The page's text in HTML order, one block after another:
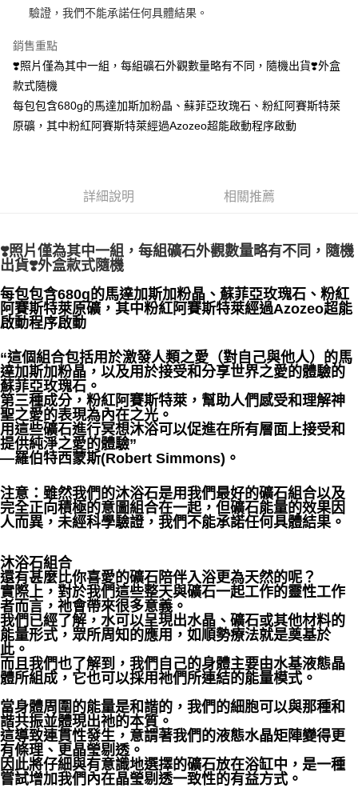
7-11取貨付款
賣家宅配幫您送（台灣）
每筆NT$80，滿NT$3,000(含以上)免運費
驗證，我們不能承諾任何具體結果。
銷售重點
❣️照片僅為其中一組，每組礦石外觀數量略有不同，隨機出貨❣️外盒
款式隨機
每包包含680g的馬達加斯加粉晶、蘇菲亞玫瑰石、粉紅阿賽斯特萊
原礦，其中粉紅阿賽斯特萊經過Azozeo超能啟動程序啟動
詳細說明 相關推薦
❣️照片僅為其中一組，每組礦石外觀數量略有不同，隨機
出貨❣️外盒款式隨機
每包包含680g的馬達加斯加粉晶、蘇菲亞玫瑰石、粉紅
阿賽斯特萊原礦，其中粉紅阿賽斯特萊經過Azozeo超能
啟動程序啟動
“這個組合包括用於激發人類之愛（對自己與他人）的馬
達加斯加粉晶，以及用於接受和分享世界之愛的體驗的
蘇菲亞玫瑰石。
第三種成分，粉紅阿賽斯特萊，幫助人們感受和理解神
聖之愛的表現為內在之光。
用這些礦石進行冥想沐浴可以促進在所有層面上接受和
提供純淨之愛的體驗”
—羅伯特西蒙斯(Robert Simmons)。
注意：雖然我們的沐浴石是用我們最好的礦石組合以及
完全正向積極的意圖組合在一起，但礦石能量的效果因
人而異，未經科學驗證，我們不能承諾任何具體結果。
沐浴石組合
還有甚麼比你喜愛的礦石陪伴入浴更為天然的呢？
實際上，對於我們這些整天與礦石一起工作的靈性工作
者而言，祂會帶來很多意義。
我們已經了解，水可以呈現出水晶、礦石或其他材料的
能量形式，眾所周知的應用，如順勢療法就是奠基於
此。
而且我們也了解到，我們自己的身體主要由水基液態晶
體所組成，它也可以採用祂們所連結的能量模式。
當身體周圍的能量是和諧的，我們的細胞可以與那種和
諧共振並體現出祂的本質。
這導致連貫性發生，意謂著我們的液態水晶矩陣變得更
有條理、更晶瑩剔透。
因此將仔細與有意識地選擇的礦石放在浴缸中，是一種
嘗試增加我們內在晶瑩剔透一致性的有益方式。